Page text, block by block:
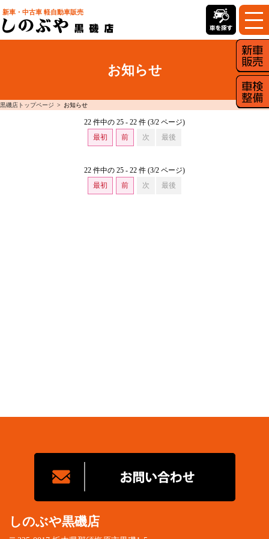
新車・中古車 軽自動車販売
お知らせ
黒磯店トップページ お知らせ
22 件中の 25 - 22 件 (3/2 ページ)
最初
前 次 最後
22 件中の 25 - 22 件 (3/2 ページ)
最初
前 次 最後
しのぶや黒磯店